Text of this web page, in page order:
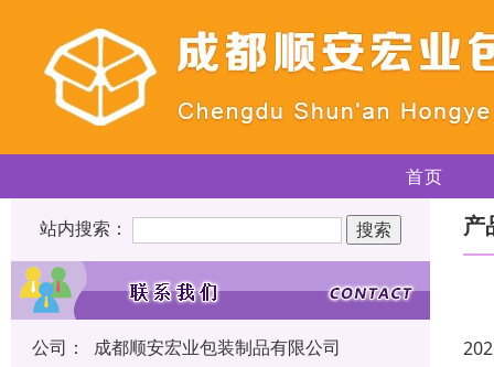
首页
站内搜索：
公司：
成都顺安宏业包装制品有限公司
产